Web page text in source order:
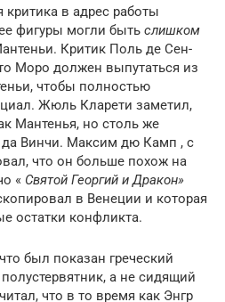
критика в адрес работы
фигуры могли быть слишком
Критик Поль де Сен-
Моро должен выпутаться из
чтобы полностью
Жюль Кларети заметил,
Мантенья, но столь же
да Винчи. Максим дю Камп , с
что он больше похож на
« Святой Георгий и Дракон»
в Венеции и которая
остатки конфликта.
был показан греческий
а не сидящий
что в то время как Энгр